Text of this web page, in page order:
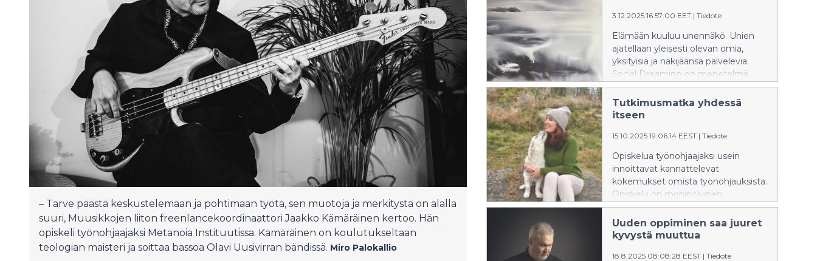
– Tarve päästä keskustelemaan ja pohtimaan työtä, sen muotoja ja merkitystä on alalla
suuri, Muusikkojen liiton freenlancekoordinaattori Jaakko Kämäräinen kertoo. Hän
opiskeli työnohjaajaksi Metanoia Instituutissa. Kämäräinen on koulutukseltaan
teologian maisteri ja soittaa bassoa Olavi Uusivirran bändissä. Miro Palokallio
mutta se kuvaa ilmiötä, jonka monet
tunnistavat työelämästä.
3.12.2025 16:57:00 EET | Tiedote
Elämään kuuluu unennäkö. Unien
ajatellaan yleisesti olevan omia,
yksityisiä ja näkijäänsä palvelevia.
Social Dreaming on menetelmä,
jossa unista tulee jakamisen kautta
yhteisiä. Unen maailma ja kokemus
kohtaa ja kasvaa muiden ihmisten
Tutkimusmatka yhdessä
itseen
15.10.2025 19:06:14 EEST | Tiedote
Opiskelua työnohjaajaksi usein
innoittavat kannattelevat
kokemukset omista työnohjauksista.
Opiskelu on monipolvinen
tutkimusmatka, jossa aiempi
osaaminen ja uudet taidot
kehittyvät työnohjaajan ammatti-
Uuden oppiminen saa juuret
kyvystä muuttua
18.8.2025 08:08:28 EEST | Tiedote